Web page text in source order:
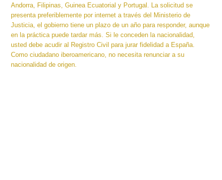
Andorra, Filipinas, Guinea Ecuatorial y Portugal. La solicitud se
presenta preferiblemente por internet a través del Ministerio de
Justicia, el gobierno tiene un plazo de un año para responder, aunque
en la práctica puede tardar más. Si le conceden la nacionalidad,
usted debe acudir al Registro Civil para jurar fidelidad a España.
Como ciudadano iberoamericano, no necesita renunciar a su
nacionalidad de origen.